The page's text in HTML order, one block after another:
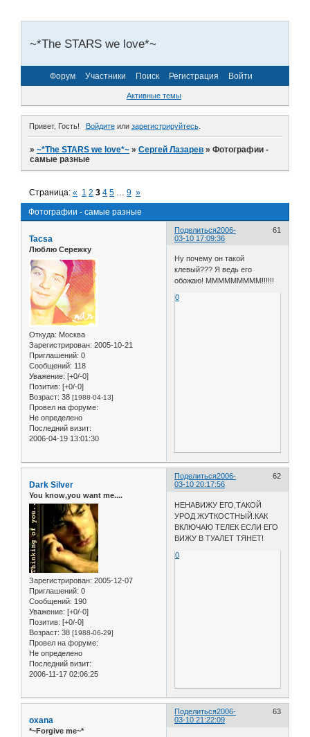
~*The STARS we love*~
Форум Участники Поиск Регистрация Войти
Активные темы
Привет, Гость! Войдитеили зарегистрируйтесь.
»~*The STARS we love*~ »Сергей Лазарев »Фотографии -
самые разные
Фотографии - самые разные
Страница:« 1 2 3 4 5 … 9 »
Поделиться 61
2006-
03-10 17:09:36
Tacsa
Люблю Сережку
Откуда: Москва
Зарегистрирован: 2005-10-21
Приглашений: 0
Сообщений: 118
Уважение: [+0/-0]
Позитив: [+0/-0]
Возраст: 38 [1988-04-13]
Провел на форуме:
Не определено
Последний визит:
2006-04-19 13:01:30
Ну почему он такой
клевый??? Я ведь его
обожаю! МММММММММ!!!!!!
0
Поделиться 62
2006-
03-10 20:17:56
Dark Silver
You know,you want me....
Зарегистрирован: 2005-12-07
Приглашений: 0
Сообщений: 190
Уважение: [+0/-0]
Позитив: [+0/-0]
Возраст: 38 [1988-06-29]
Провел на форуме:
Не определено
Последний визит:
2006-11-17 02:06:25
НЕНАВИЖУ ЕГО,ТАКОЙ
УРОД ЖУТКОСТНЫЙ.КАК
ВКЛЮЧАЮ ТЕЛЕК ЕСЛИ ЕГО
ВИЖУ В ТУАЛЕТ ТЯНЕТ!
0
Поделиться 63
2006-
03-10 21:22:09
oxana
*~Forgive me~*